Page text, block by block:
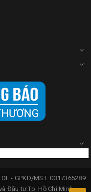
- GPKD/MST: 0317365289
Đầu tư Tp. Hồ Chí Minh.